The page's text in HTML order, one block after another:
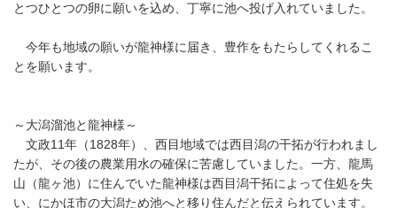
とつひとつの卵に願いを込め、丁寧に池へ投げ入れていました。
今年も地域の願いが龍神様に届き、豊作をもたらしてくれるこ
とを願います。
～大潟溜池と龍神様～
文政11年（1828年）、西目地域では西目潟の干拓が行われまし
たが、その後の農業用水の確保に苦慮していました。一方、龍馬
山（龍ヶ池）に住んでいた龍神様は西目潟干拓によって住処を失
い、にかほ市の大潟ため池へと移り住んだと伝えられています。